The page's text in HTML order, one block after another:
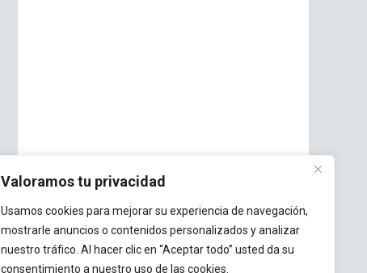
Valoramos tu privacidad
Usamos cookies para mejorar su experiencia de navegación,
mostrarle anuncios o contenidos personalizados y analizar
nuestro tráfico. Al hacer clic en “Aceptar todo” usted da su
consentimiento a nuestro uso de las cookies.